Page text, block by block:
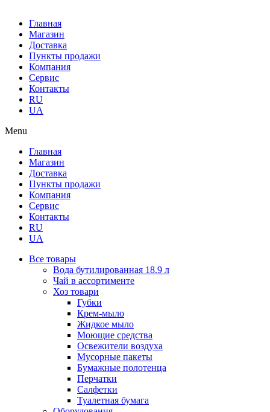
Главная
Магазин
Доставка
Пункты продажи
Компания
Сервис
Контакты
RU
UA
Menu
Главная
Магазин
Доставка
Пункты продажи
Компания
Сервис
Контакты
RU
UA
Все товары
Вода бутилированная 18.9 л
Чай в ассортименте
Хоз товари
Губки
Крем-мыло
Жидкое мыло
Моющие средства
Освежители воздуха
Мусорные пакеты
Бумажные полотенца
Перчатки
Салфетки
Туалетная бумага